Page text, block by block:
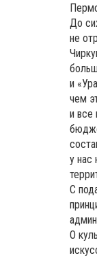
До
не
и
чем
и все
у нас
С
О